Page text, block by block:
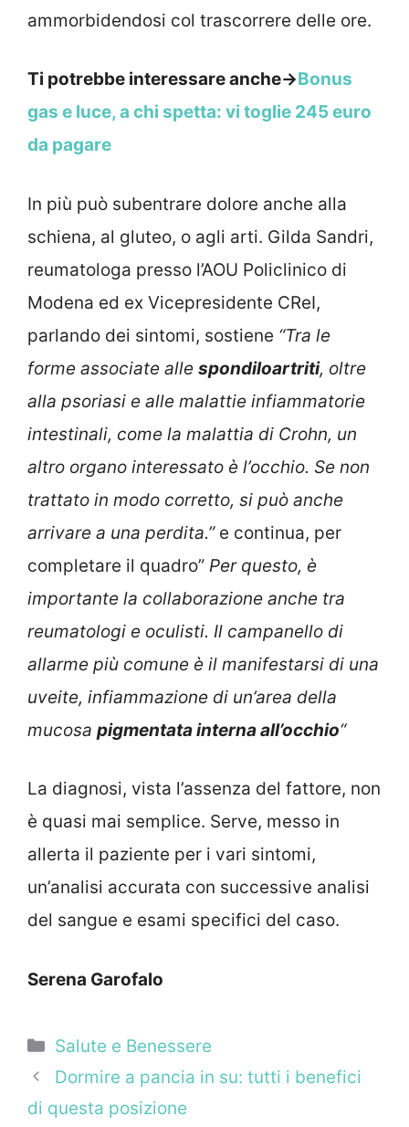
ammorbidendosi col trascorrere delle ore.
Ti potrebbe interessare anche->Bonus
gas e luce, a chi spetta: vi toglie 245 euro
da pagare
In più può subentrare dolore anche alla
schiena, al gluteo, o agli arti. Gilda Sandri,
reumatologa presso l’AOU Policlinico di
Modena ed ex Vicepresidente CReI,
parlando dei sintomi, sostiene “Tra le
forme associate alle spondiloartriti, oltre
alla psoriasi e alle malattie infiammatorie
intestinali, come la malattia di Crohn, un
altro organo interessato è l’occhio. Se non
trattato in modo corretto, si può anche
arrivare a una perdita.”e continua, per
completare il quadro” Per questo, è
importante la collaborazione anche tra
reumatologi e oculisti. Il campanello di
allarme più comune è il manifestarsi di una
uveite, infiammazione di un’area della
mucosa pigmentata interna all’occhio“
La diagnosi, vista l’assenza del fattore, non
è quasi mai semplice. Serve, messo in
allerta il paziente per i vari sintomi,
un’analisi accurata con successive analisi
del sangue e esami specifici del caso.
Serena Garofalo
Categorie
Salute e Benessere
Dormire a pancia in su: tutti i benefici
di questa posizione